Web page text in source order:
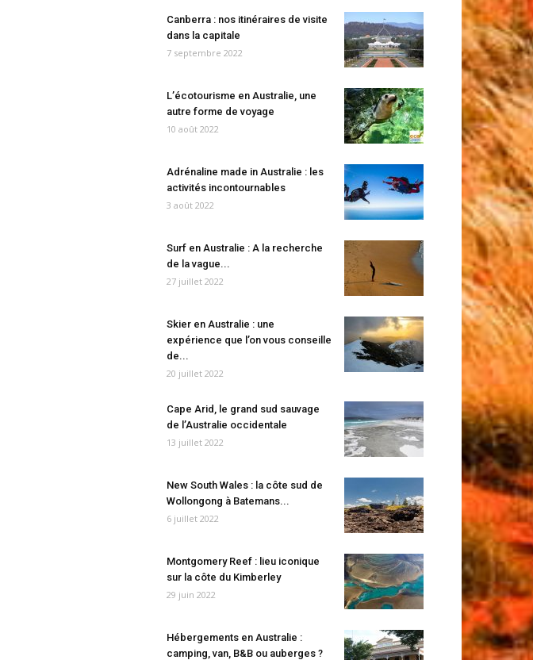
Canberra : nos itinéraires de visite
dans la capitale
7 septembre 2022
L’écotourisme en Australie, une
autre forme de voyage
10 août 2022
Adrénaline made in Australie : les
activités incontournables
3 août 2022
Surf en Australie : A la recherche
de la vague...
27 juillet 2022
Skier en Australie : une
expérience que l’on vous conseille
de...
20 juillet 2022
Cape Arid, le grand sud sauvage
de l’Australie occidentale
13 juillet 2022
New South Wales : la côte sud de
Wollongong à Batemans...
6 juillet 2022
Montgomery Reef : lieu iconique
sur la côte du Kimberley
29 juin 2022
Hébergements en Australie :
camping, van, B&B ou auberges ?